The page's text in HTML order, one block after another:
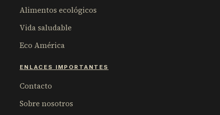
Alimentos ecológicos
Vida saludable
Eco América
ENLACES IMPORTANTES
Contacto
Sobre nosotros